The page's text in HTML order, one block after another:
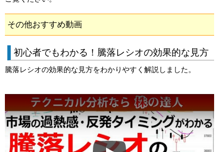
その他おすすめ動画
初心者でもわかる！騰落レシオの効果的な見方
騰落レシオの効果的な見方をわかりやすく解説しました。